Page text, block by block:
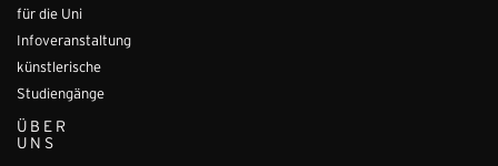
für die Uni
Infoveranstaltung
künstlerische
Studiengänge
ÜBER
UNS